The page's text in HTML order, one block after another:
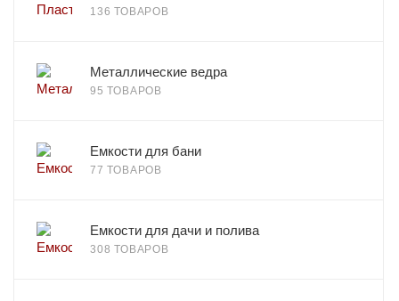
136 ТОВАРОВ
Металлические ведра
95 ТОВАРОВ
Емкости для бани
77 ТОВАРОВ
Емкости для дачи и полива
308 ТОВАРОВ